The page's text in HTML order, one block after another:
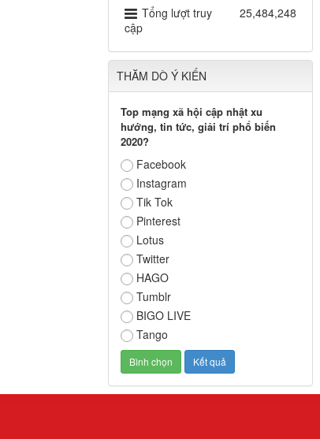
Tổng lượt truy
cập
25,484,248
THĂM DÒ Ý KIẾN
Top mạng xã hội cập nhật xu
hướng, tin tức, giải trí phổ biến
2020?
Facebook
Instagram
Tik Tok
Pinterest
Lotus
Twitter
HAGO
Tumblr
BIGO LIVE
Tango